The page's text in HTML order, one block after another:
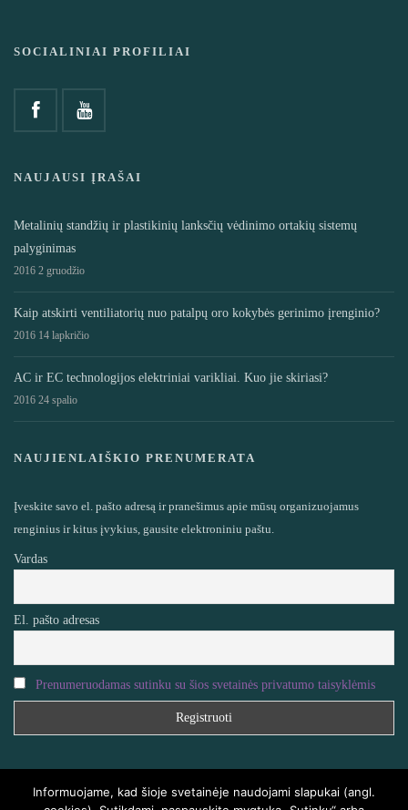
SOCIALINIAI PROFILIAI
NAUJAUSI ĮRAŠAI
Metalinių standžių ir plastikinių lanksčių vėdinimo ortakių sistemų
palyginimas
2016 2 gruodžio
Kaip atskirti ventiliatorių nuo patalpų oro kokybės gerinimo įrenginio?
2016 14 lapkričio
AC ir EC technologijos elektriniai varikliai. Kuo jie skiriasi?
2016 24 spalio
NAUJIENLAIŠKIO PRENUMERATA
Įveskite savo el. pašto adresą ir pranešimus apie mūsų organizuojamus
renginius ir kitus įvykius, gausite elektroniniu paštu.
Vardas
El. pašto adresas
Prenumeruodamas sutinku su šios svetainės privatumo taisyklėmis
Informuojame, kad šioje svetainėje naudojami slapukai (angl.